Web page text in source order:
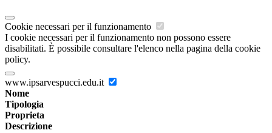
Cookie necessari per il funzionamento
I cookie necessari per il funzionamento non possono essere
disabilitati. È possibile consultare l'elenco nella pagina della cookie
policy.
www.ipsarvespucci.edu.it
Nome
Tipologia
Proprieta
Descrizione